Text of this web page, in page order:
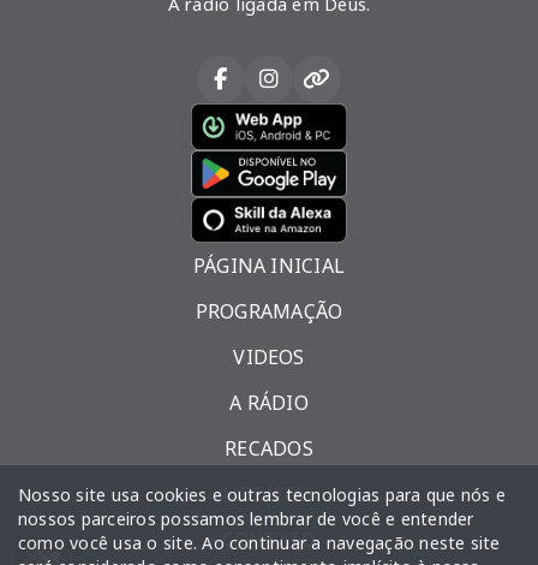
PÁGINA INICIAL
PROGRAMAÇÃO
VIDEOS
A RÁDIO
RECADOS
NOTÍCIAS
CONTATO
Nosso site usa cookies e outras tecnologias para que nós e
nossos parceiros possamos lembrar de você e entender
como você usa o site. Ao continuar a navegação neste site